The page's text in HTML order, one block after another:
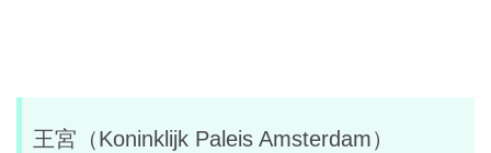
王宮（Koninklijk Paleis Amsterdam）